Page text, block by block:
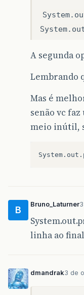
A segunda
Lembrando
Mas é
senão vc faz
meio inútil,
System . out .
B
Bruno_Laturner
linha ao
dmandrak3 de